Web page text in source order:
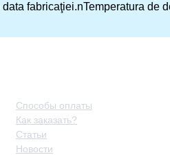
fabricaţiei.nTemperatura de
Способы оплаты
Как заказать?
Статьи
Новости